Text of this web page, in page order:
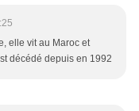
elle vit au Maroc et
décédé depuis en 1992